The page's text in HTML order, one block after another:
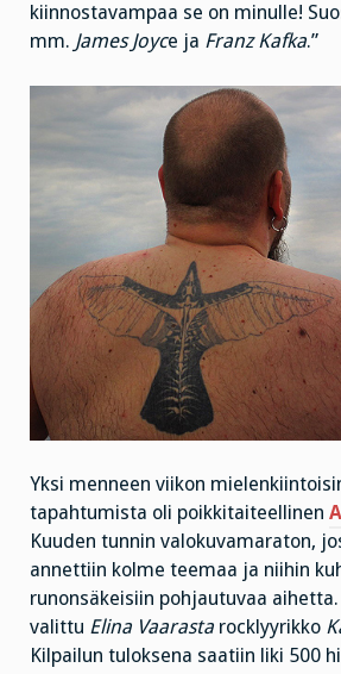
kiinnostavampaa se on minulle!
mm. James Joyce ja Franz Kafka.”
Yksi menneen viikon
tapahtumista oli poikkitaiteellinen
Kuuden tunnin valokuvamaraton,
annettiin kolme teemaa ja niihin
runonsäkeisiin pohjautuvaa
valittu Elina Vaarasta rocklyyrikko
Kilpailun tuloksena saatiin liki 500